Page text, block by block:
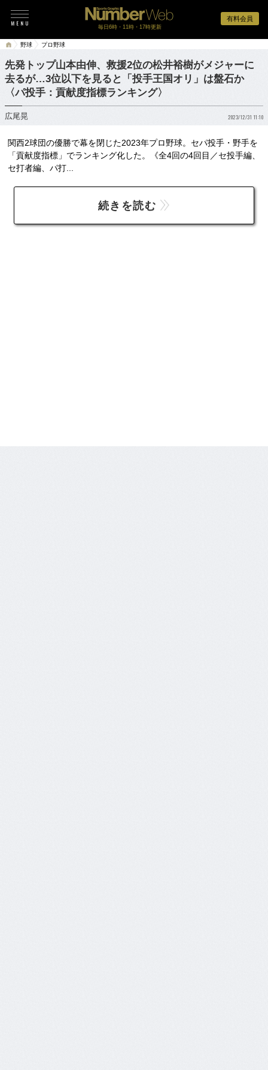
有料会員
毎日6時・11時・17時更新
野球 プロ野球
先発トップ山本由伸、救援2位の松井裕樹がメジャーに
去るが…3位以下を見ると「投手王国オリ」は盤石か
〈パ投手：貢献度指標ランキング〉
広尾晃 2023/12/31 11:10
関西2球団の優勝で幕を閉じた2023年プロ野球。セパ投手・野手を
「貢献度指標」でランキング化した。《全4回の4回目／セ投手編、
セ打者編、パ打...
続きを読む